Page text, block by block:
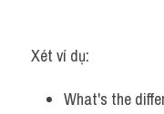
Xét ví dụ:
What's the